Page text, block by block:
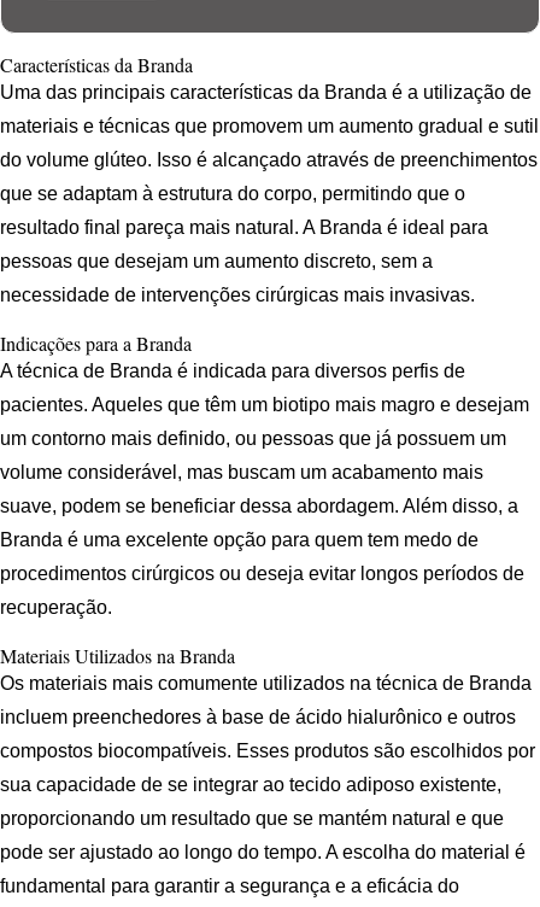
Características da Branda
Uma das principais características da Branda é a utilização de
materiais e técnicas que promovem um aumento gradual e sutil
do volume glúteo. Isso é alcançado através de preenchimentos
que se adaptam à estrutura do corpo, permitindo que o
resultado final pareça mais natural. A Branda é ideal para
pessoas que desejam um aumento discreto, sem a
necessidade de intervenções cirúrgicas mais invasivas.
Indicações para a Branda
A técnica de Branda é indicada para diversos perfis de
pacientes. Aqueles que têm um biotipo mais magro e desejam
um contorno mais definido, ou pessoas que já possuem um
volume considerável, mas buscam um acabamento mais
suave, podem se beneficiar dessa abordagem. Além disso, a
Branda é uma excelente opção para quem tem medo de
procedimentos cirúrgicos ou deseja evitar longos períodos de
recuperação.
Materiais Utilizados na Branda
Os materiais mais comumente utilizados na técnica de Branda
incluem preenchedores à base de ácido hialurônico e outros
compostos biocompatíveis. Esses produtos são escolhidos por
sua capacidade de se integrar ao tecido adiposo existente,
proporcionando um resultado que se mantém natural e que
pode ser ajustado ao longo do tempo. A escolha do material é
fundamental para garantir a segurança e a eficácia do